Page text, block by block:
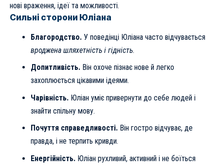
нові враження, ідеї та можливості.
Сильні сторони Юліана
Благородство.У поведінці Юліана часто відчувається
вроджена шляхетність і гідність.
Допитливість.Він охоче пізнає нове й легко
захоплюється цікавими ідеями.
Чарівність.Юліан уміє привернути до себе людей і
знайти спільну мову.
Почуття справедливості.Він гостро відчуває, де
правда, і не терпить кривди.
Енергійність.Юліан рухливий, активний і не боїться